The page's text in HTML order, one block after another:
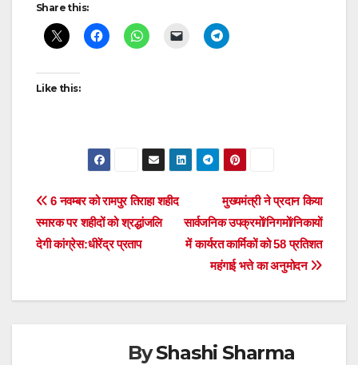
Share this:
Like this:
Post
navigation
मुख्यमंत्री ने प्रदान किया
सार्वजनिक उपक्रमों/निगमों/निकायों
में कार्यरत कार्मिकों को 58 प्रतिशत
महंगाई भत्ते का अनुमोदन
6 नवम्बर को रामपुर तिराहा शहीद
स्मारक पर शहीदों को श्रद्धांजलि
देगी कांग्रेस:धीरेंद्र प्रताप
ByShashi Sharma